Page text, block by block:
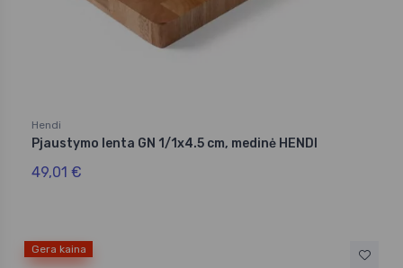
Hendi
Pjaustymo lenta GN 1/1x4.5 cm, medinė HENDI
49,01 €
Gera kaina